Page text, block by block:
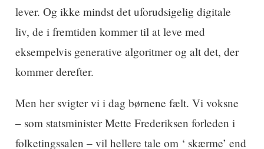
lever. Og ikke mindst det uforudsigelig digitale
liv, de i fremtiden kommer til at leve med
eksempelvis generative algoritmer og alt det, der
kommer derefter.
Men her svigter vi i dag børnene fælt. Vi voksne
– som statsminister Mette Frederiksen forleden i
folketingssalen – vil hellere tale om ‘ skærme’ end